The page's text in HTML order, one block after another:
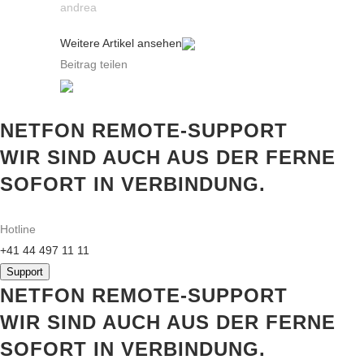
andrea
Weitere Artikel ansehen
Beitrag teilen
NETFON REMOTE-SUPPORT
WIR SIND AUCH AUS DER FERNE
SOFORT IN VERBINDUNG.
Hotline
+41 44 497 11 11
Support
NETFON REMOTE-SUPPORT
WIR SIND AUCH AUS DER FERNE
SOFORT IN VERBINDUNG.